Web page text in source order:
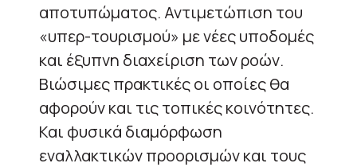
αποτυπώματος. Αντιμετώπιση του
«υπερ-τουρισμού» με νέες υποδομές
και έξυπνη διαχείριση των ροών.
Βιώσιμες πρακτικές οι οποίες θα
αφορούν και τις τοπικές κοινότητες.
Και φυσικά διαμόρφωση
εναλλακτικών προορισμών και τους